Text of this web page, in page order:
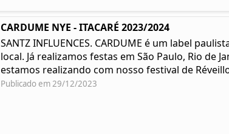
CARDUME NYE - ITACARÉ 2023/2024
SANTZ INFLUENCES. CARDUME é um label
local. Já realizamos festas em São Paulo, Rio de
estamos realizando com nosso festival de
Publicado em 29/12/2023